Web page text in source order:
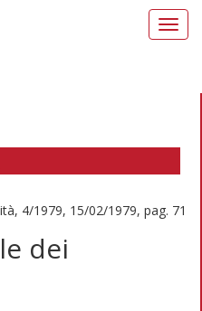
4/1979, 15/02/1979, pag. 71
dei